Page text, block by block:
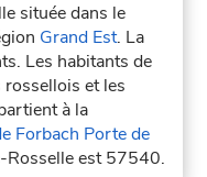
située dans le
Grand Est. La
Les habitants de
et les
à la
Forbach Porte de
Rosselle est 57540.